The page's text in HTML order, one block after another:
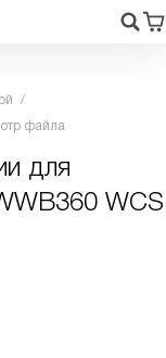
файла
для
WCS